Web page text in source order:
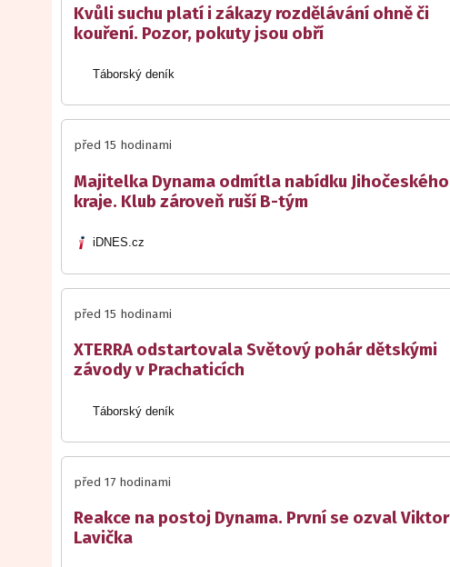
Kvůli suchu platí i zákazy rozdělávání ohně či
kouření. Pozor, pokuty jsou obří
Táborský deník
před 15 hodinami
Majitelka Dynama odmítla nabídku Jihočeského
kraje. Klub zároveň ruší B-tým
iDNES.cz
před 15 hodinami
XTERRA odstartovala Světový pohár dětskými
závody v Prachaticích
Táborský deník
před 17 hodinami
Reakce na postoj Dynama. První se ozval Viktor
Lavička